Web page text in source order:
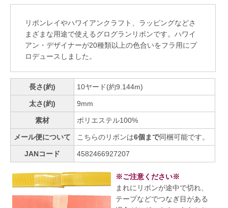
リボンレイやハワイアンクラフト、ラッピングなどさ
まざまな用途で使えるグログランリボンです。ハワイ
アン・デザイナーが20種類以上の色合いをフラ用にプ
ロデュースしました。
長さ(約) 10ヤード(約9.144m)
太さ(約) 9mm
素材 ポリエステル100%
メール便について こちらのリボンは6個まで同梱可能です。
JANコード 4582466927207
※ご注意ください※
まれにリボンが途中で切れ、
テープなどでつなぎ目がある